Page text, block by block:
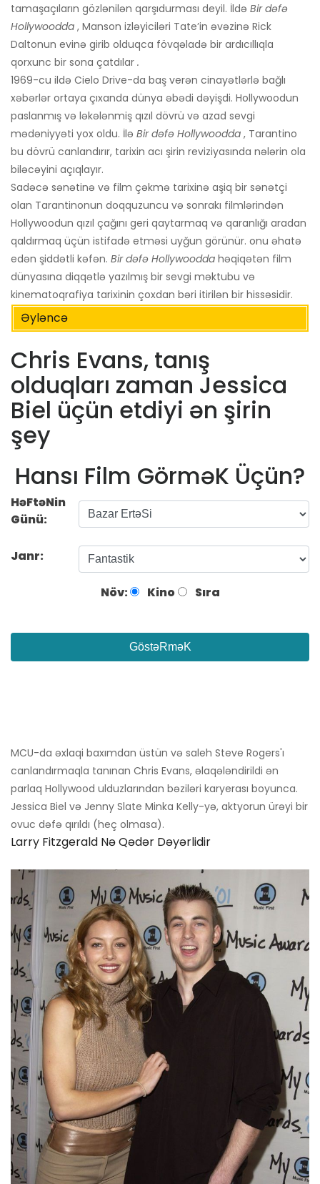
tamaşaçıların gözlənilən qarşıdurması deyil. İldə Bir dəfə
Hollywoodda , Manson izləyiciləri Tate’in əvəzinə Rick
Daltonun evinə girib olduqca fövqəladə bir ardıcıllıqla
qorxunc bir sona çatdılar .
1969-cu ildə Cielo Drive-da baş verən cinayətlərlə bağlı
xəbərlər ortaya çıxanda dünya əbədi dəyişdi. Hollywoodun
paslanmış və ləkələnmiş qızıl dövrü və azad sevgi
mədəniyyəti yox oldu. İlə Bir dəfə Hollywoodda , Tarantino
bu dövrü canlandırır, tarixin acı şirin reviziyasında nələrin ola
biləcəyini açıqlayır.
Sadəcə sənətinə və film çəkmə tarixinə aşiq bir sənətçi
olan Tarantinonun doqquzuncu və sonrakı filmlərindən
Hollywoodun qızıl çağını geri qaytarmaq və qaranlığı aradan
qaldırmaq üçün istifadə etməsi uyğun görünür. onu əhatə
edən şiddətli kəfən. Bir dəfə Hollywoodda həqiqətən film
dünyasına diqqətlə yazılmış bir sevgi məktubu və
kinematoqrafiya tarixinin çoxdan bəri itirilən bir hissəsidir.
Əyləncə
Chris Evans, tanış
olduqları zaman Jessica
Biel üçün etdiyi ən şirin
şey
Hansı Film GörməK Üçün?
HəFtəNin
Günü:
Janr:
Növ: Kino Sıra
GöstəRməK
MCU-da əxlaqi baxımdan üstün və saleh Steve Rogers'ı
canlandırmaqla tanınan Chris Evans, əlaqələndirildi ən
parlaq Hollywood ulduzlarından bəziləri karyerası boyunca.
Jessica Biel və Jenny Slate Minka Kelly-yə, aktyorun ürəyi bir
ovuc dəfə qırıldı (heç olmasa).
Larry Fitzgerald Nə Qədər Dəyərlidir